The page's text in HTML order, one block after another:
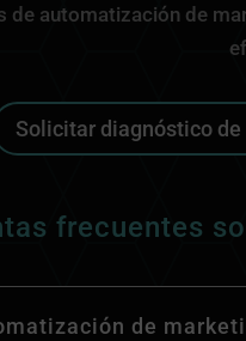
automatización de
Solicitar diagnóstico
frecuentes
de